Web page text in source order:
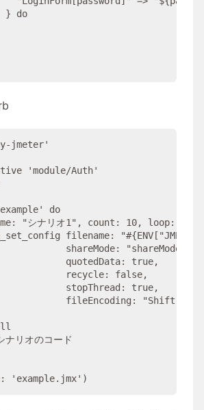
}
do
jmeter'
'module/Auth'
example'
do
: "シナリオ1 " , count : 10, loop:
filename: "#{ENV[ "
shareMode: "
quotedData: true,
recycle: false,
stopThread : true,
fileEncoding : "Shift-JIS
ナリオのコード
: ' example.jmx'